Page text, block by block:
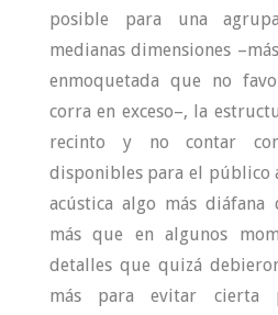
posible para una
medianas dimensiones
enmoquetada que no
corra en exceso–, la
recinto y no contar
disponibles para el público
acústica algo más
más que en algunos
detalles que quizá
más para evitar cierta